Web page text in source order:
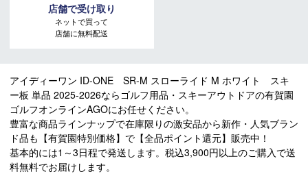
店舗で受け取り
ネットで買って
店舗に無料配送
アイディーワン ID-ONE SR-M スローライド M ホワイト スキ
ー板 単品 2025-2026ならゴルフ用品・スキーアウトドアの有賀園
ゴルフオンラインAGOにお任せください。
豊富な商品ラインナップで在庫限りの激安品から新作・人気ブラン
ド品も【有賀園特別価格】で【全品ポイント還元】販売中！
基本的には1～3日程で発送します。税込3,900円以上のご購入で送
料無料でお届けします。